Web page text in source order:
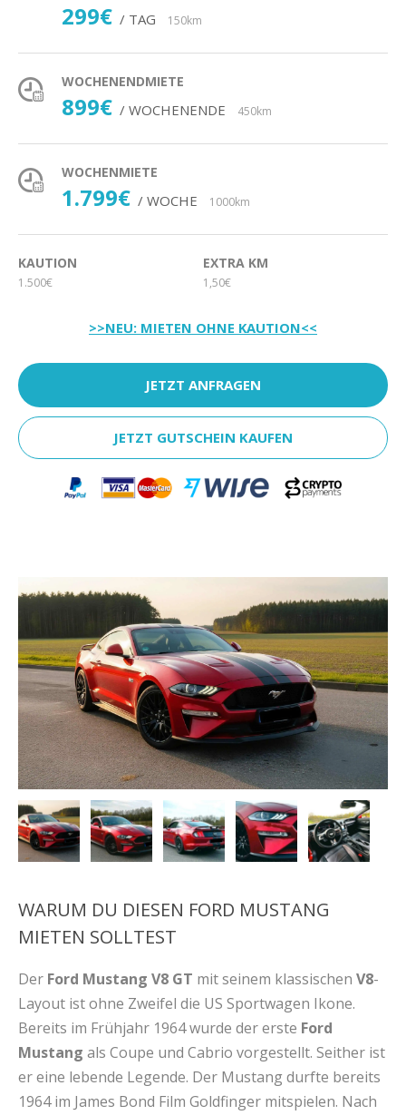
299€ / TAG 150km
WOCHENENDMIETE
899€ / WOCHENENDE 450km
WOCHENMIETE
1.799€ / WOCHE 1000km
KAUTION
1.500€
EXTRA KM
1,50€
>>NEU: MIETEN OHNE KAUTION<<
JETZT ANFRAGEN
JETZT GUTSCHEIN KAUFEN
WARUM DU DIESEN FORD MUSTANG
MIETEN SOLLTEST
Der Ford Mustang V8 GT mit seinem klassischen V8-
Layout ist ohne Zweifel die US Sportwagen Ikone.
Bereits im Frühjahr 1964 wurde der erste Ford
Mustang als Coupe und Cabrio vorgestellt. Seither ist
er eine lebende Legende. Der Mustang durfte bereits
1964 im James Bond Film Goldfinger mitspielen. Nach